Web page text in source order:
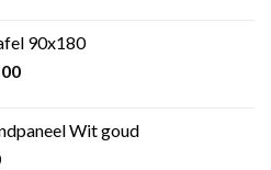
€ 275,00.
90x180
Huidige
€ 275,00.Wit goud
Huidige